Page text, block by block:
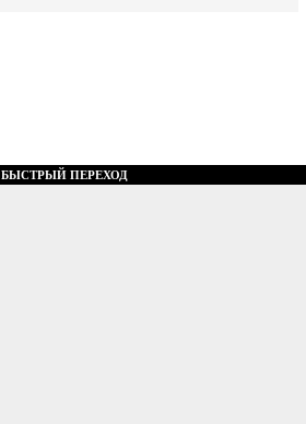
БЫСТРЫЙ ПЕРЕХОД